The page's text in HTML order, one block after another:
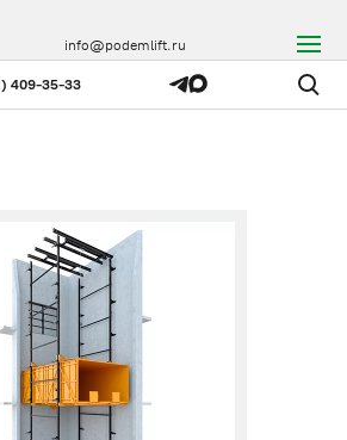
409-35-33
info@podemlift.ru